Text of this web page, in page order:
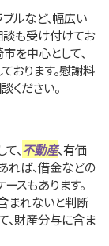
ブルなど、幅広い
談も受け付けてお
を中心として、
おります。慰謝料
ください。
、不動産、有価
れば、借金などの
スもあります。
まれないと判断
、財産分与に含ま